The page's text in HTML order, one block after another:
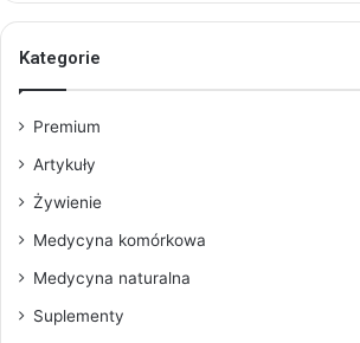
Kategorie
Premium
Artykuły
Żywienie
Medycyna komórkowa
Medycyna naturalna
Suplementy